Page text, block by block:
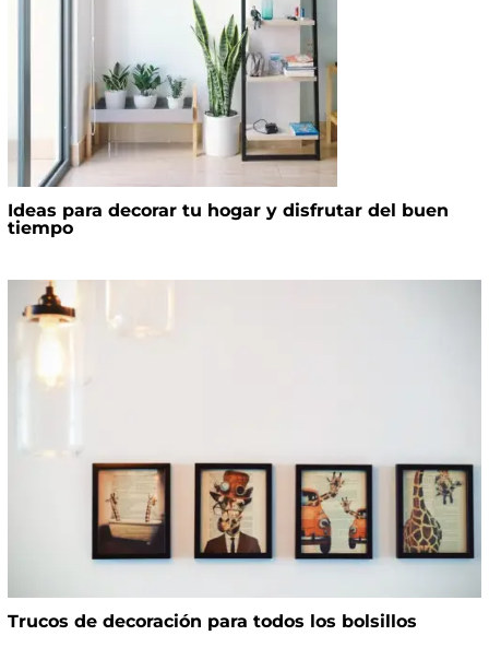
Ideas para decorar tu hogar y disfrutar del buen
tiempo
Trucos de decoración para todos los bolsillos